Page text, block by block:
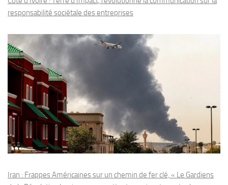
responsabilité sociétale des entreprises
Iran : Frappes Américaines sur un chemin de fer clé, « Le Gardiens